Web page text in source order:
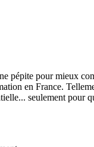
pépite pour mieux
en France.
seulement pour